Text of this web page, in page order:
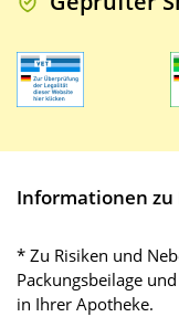
Informationen zu
* Zu Risiken und
Packungsbeilage
in Ihrer Apotheke.